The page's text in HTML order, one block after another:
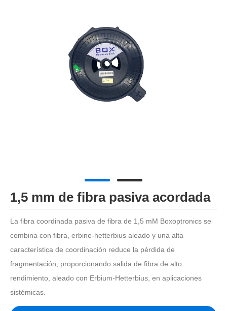
1,5 mm de fibra pasiva acordada
La fibra coordinada pasiva de fibra de 1,5 mM Boxoptronics se
combina con fibra, erbine-hetterbius aleado y una alta
característica de coordinación reduce la pérdida de
fragmentación, proporcionando salida de fibra de alto
rendimiento, aleado con Erbium-Hetterbius, en aplicaciones
sistémicas.